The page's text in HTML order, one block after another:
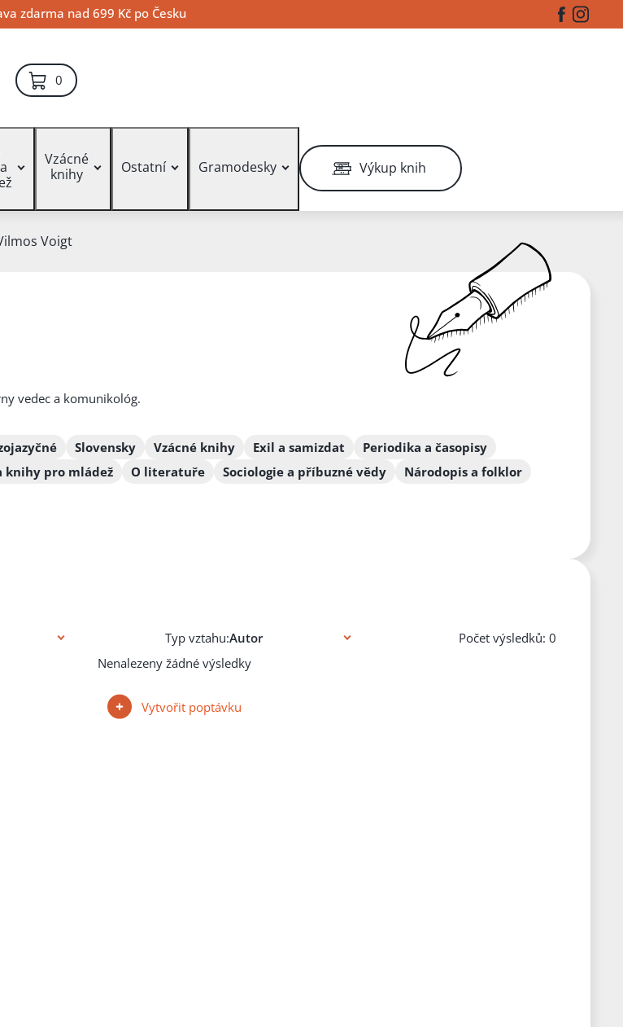
zdarma nad 699 Kč po Česku Facebook
0položek – košík
Vzácné
knihy
Ostatní Gramodesky Výkup knih
Voigt
vedec a komunikológ.
Slovensky Vzácné knihy Exil a samizdat
Periodika a časopisy
knihy pro mládež O literatuře Sociologie a příbuzné vědy
Národopis a folklor
Typ vztahu:
Počet výsledků: 0
Nenalezeny žádné výsledky
Vytvořit poptávku